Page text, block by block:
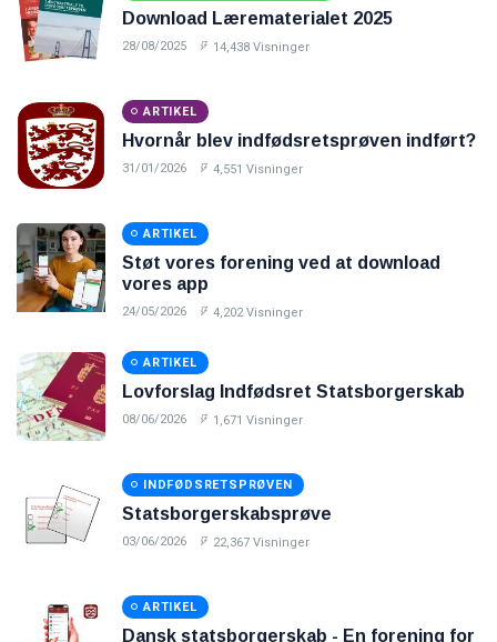
Download Lærematerialet 2025
28/08/2025 14,438 Visninger
ARTIKEL
Hvornår blev indfødsretsprøven indført?
31/01/2026 4,551 Visninger
ARTIKEL
Støt vores forening ved at download
vores app
24/05/2026 4,202 Visninger
ARTIKEL
Lovforslag Indfødsret Statsborgerskab
08/06/2026 1,671 Visninger
INDFØDSRETSPRØVEN
Statsborgerskabsprøve
03/06/2026 22,367 Visninger
ARTIKEL
Dansk statsborgerskab - En forening for